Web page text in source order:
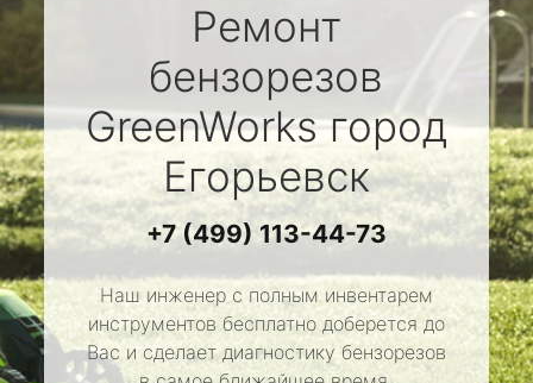
Ремонт
бензорезов
GreenWorksгород
Егорьевск
+7 (499) 113-44-73
Наш инженер с полным инвентарем
инструментов бесплатно доберется до
Вас и сделает диагностику бензорезов